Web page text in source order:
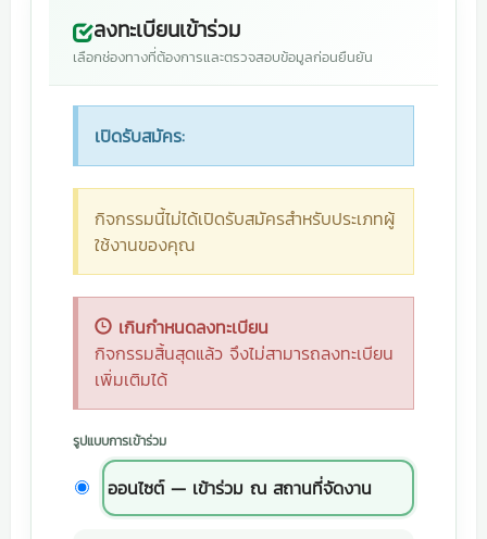
ลงทะเบียนเข้าร่วม
เลือกช่องทางที่ต้องการและตรวจสอบข้อมูลก่อนยืนยัน
เปิดรับสมัคร:
กิจกรรมนี้ไม่ได้เปิดรับสมัครสำหรับประเภทผู้
ใช้งานของคุณ
เกินกำหนดลงทะเบียน
กิจกรรมสิ้นสุดแล้ว จึงไม่สามารถลงทะเบียน
เพิ่มเติมได้
รูปแบบการเข้าร่วม
ออนไซต์ — เข้าร่วม ณ สถานที่จัดงาน